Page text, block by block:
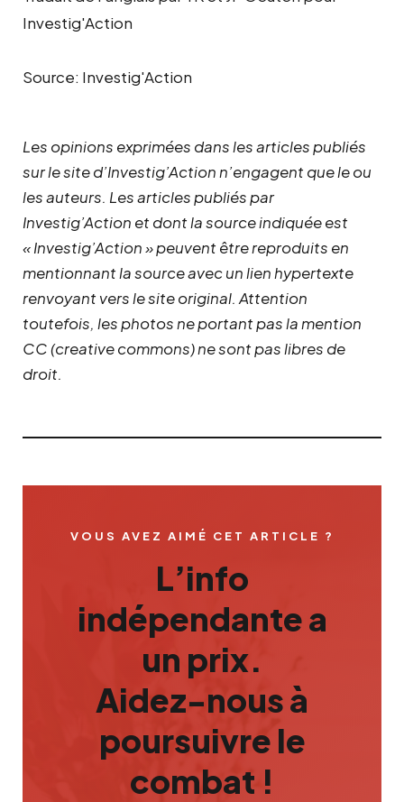
Investig'Action
Source: Investig'Action
Les opinions exprimées dans les articles publiés
sur le site d’Investig’Action n’engagent que le ou
les auteurs. Les articles publiés par
Investig’Action et dont la source indiquée est
« Investig’Action » peuvent être reproduits en
mentionnant la source avec un lien hypertexte
renvoyant vers le site original. Attention
toutefois, les photos ne portant pas la mention
CC (creative commons) ne sont pas libres de
droit.
VOUS AVEZ AIMÉ CET ARTICLE ?
L’info
indépendante a
un prix.
Aidez-nous à
poursuivre le
combat !